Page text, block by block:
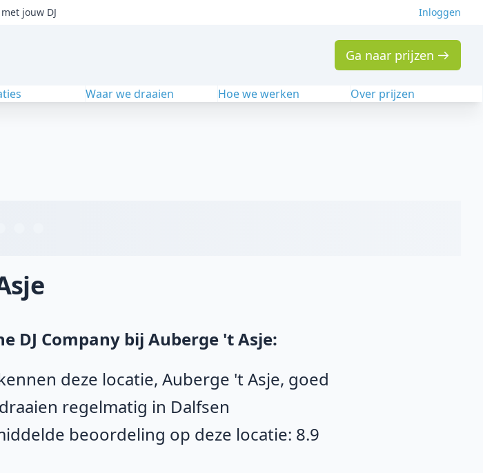
jouw DJ Inloggen
Ga naar prijzen
Waar we draaien Hoe we werken Over prijzen
DJ Company bij Auberge 't Asje:
deze locatie, Auberge 't Asje, goed
regelmatig in Dalfsen
beoordeling op deze locatie: 8.9